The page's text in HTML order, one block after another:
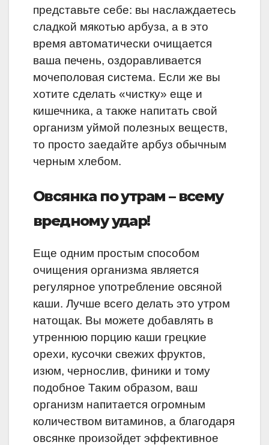
представьте себе: вы наслаждаетесь
сладкой мякотью арбуза, а в это
время автоматически очищается
ваша печень, оздоравливается
мочеполовая система. Если же вы
хотите сделать «чистку» еще и
кишечника, а также напитать свой
организм уймой полезных веществ,
то просто заедайте арбуз обычным
черным хлебом.
Овсянка по утрам – всему
вредному удар!
Еще одним простым способом
очищения организма является
регулярное употребление овсяной
каши. Лучше всего делать это утром
натощак. Вы можете добавлять в
утреннюю порцию каши грецкие
орехи, кусочки свежих фруктов,
изюм, чернослив, финики и тому
подобное Таким образом, ваш
организм напитается огромным
количеством витаминов, а благодаря
овсянке произойдет эффективное